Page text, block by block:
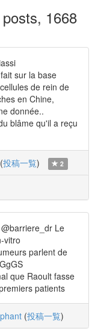
1668
sur la base
de rein de
en Chine,
donnée..
blâme qu'il a reçu
(投稿一覧) 2
Le
vitro
parlent de
que Raoult fasse
patients
(投稿一覧)